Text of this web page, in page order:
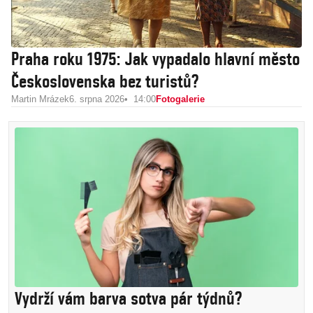
Praha roku 1975: Jak vypadalo hlavní město
Československa bez turistů?
Martin Mrázek6. srpna 2026 14:00Fotogalerie
Vydrží vám barva sotva pár týdnů?